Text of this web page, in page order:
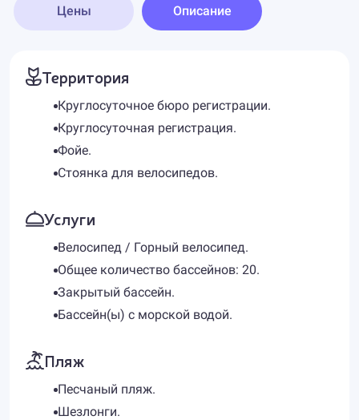
Цены Описание
Территория
Круглосуточное бюро регистрации.
Круглосуточная регистрация.
Фойе.
Стоянка для велосипедов.
Услуги
Велосипед / Горный велосипед.
Общее количество бассейнов: 20.
Закрытый бассейн.
Бассейн(ы) с морской водой.
Пляж
Песчаный пляж.
Шезлонги.